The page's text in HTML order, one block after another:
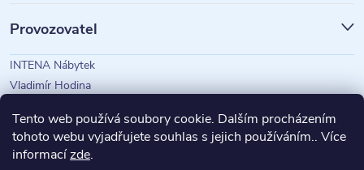
Tento web používá soubory cookie. Dalším procházením
tohoto webu vyjadřujete souhlas s jejich používáním.. Více
informacízde.
Provozovatel
INTENA Nábytek
Vladimír Hodina